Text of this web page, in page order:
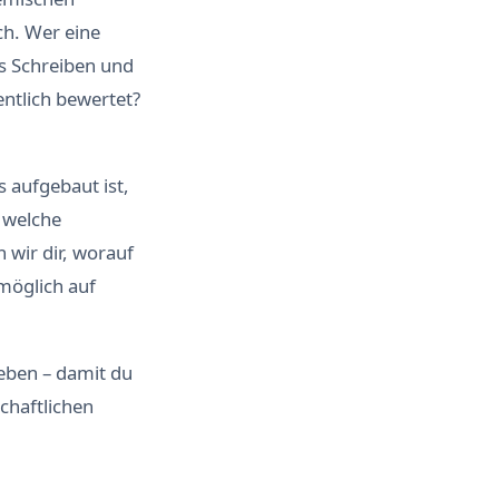
Wer eine
Schreiben und
bewertet?
aufgebaut ist,
wir dir, worauf
auf
– damit du